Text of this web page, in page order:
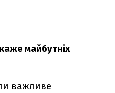
майбутніх
важливе